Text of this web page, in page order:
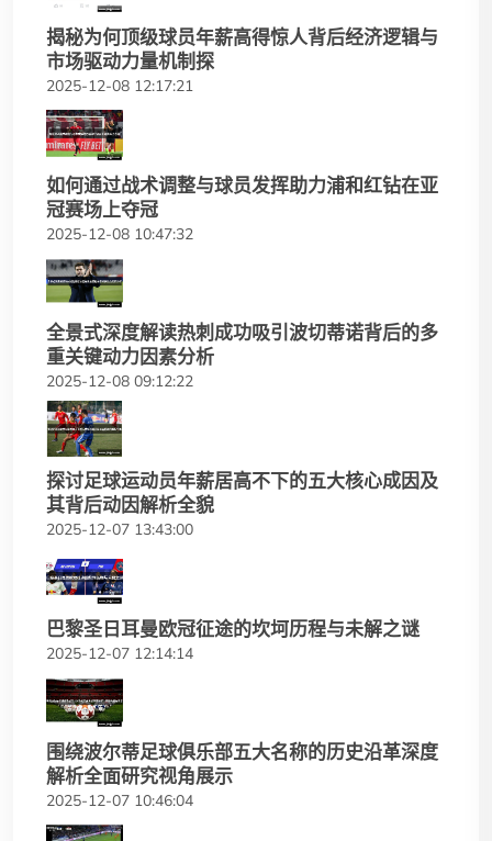
揭秘为何顶级球员年薪高得惊人背后经济逻辑与
市场驱动力量机制探
2025-12-08 12:17:21
如何通过战术调整与球员发挥助力浦和红钻在亚
冠赛场上夺冠
2025-12-08 10:47:32
全景式深度解读热刺成功吸引波切蒂诺背后的多
重关键动力因素分析
2025-12-08 09:12:22
探讨足球运动员年薪居高不下的五大核心成因及
其背后动因解析全貌
2025-12-07 13:43:00
巴黎圣日耳曼欧冠征途的坎坷历程与未解之谜
2025-12-07 12:14:14
围绕波尔蒂足球俱乐部五大名称的历史沿革深度
解析全面研究视角展示
2025-12-07 10:46:04